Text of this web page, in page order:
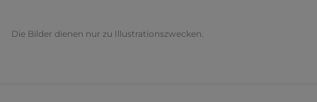
Die Bilder dienen nur zu Illustrationszwecken.